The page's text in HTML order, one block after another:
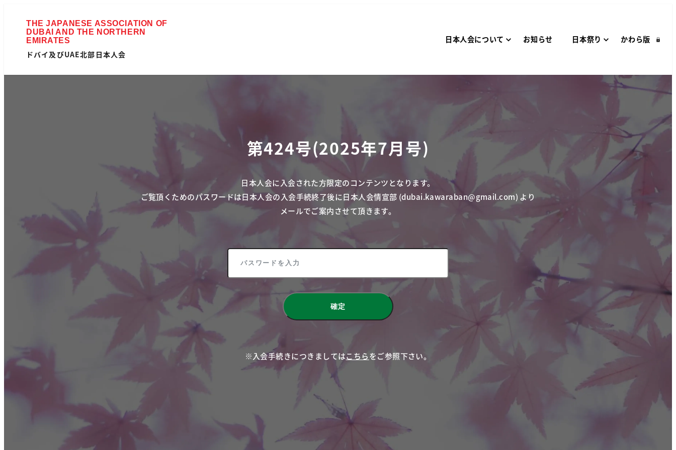
ドバイ及びUAE北部日本人会
日本人会について お知らせ 日本祭り かわら版
第424号(2025年7月号)
日本人会に入会された方限定のコンテンツとなります。
ご覧頂くためのパスワードは日本人会の入会手続終了後に日本人会情宣部 (dubai.kawaraban@gmail.com) より
メールでご案内させて頂きます。
※入会手続きにつきましてはこちらをご参照下さい。